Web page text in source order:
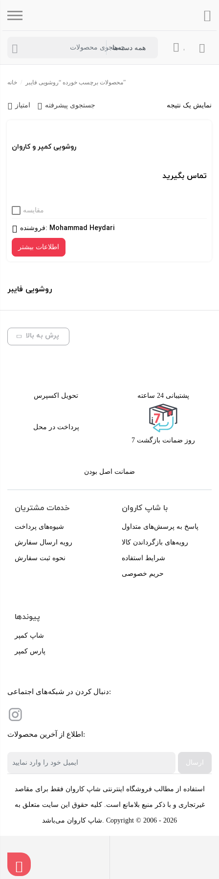
کاربری
خانه / محصولات برچسب خورده “روشویی فایبر”
نمایش یک نتیجه امتیاز جستجوی پیشرفته
روشویی کمپر و کاروان
تماس بگیرید
مقایسه
فروشنده: Mohammad Heydari
اطلاعات بیشتر
روشویی فایبر
پرش به بالا
تحویل اکسپرس پشتیبانی 24 ساعته
پرداخت در محل
7 روز ضمانت بازگشت
ضمانت اصل بودن
خدمات مشتریان
شیوه‌های پرداخت
رویه ارسال سفارش
نحوه ثبت سفارش
با شاپ کاروان
پاسخ به پرسش‌های متداول
رویه‌های بازگرداندن کالا
شرایط استفاده
حریم خصوصی
پیوندها
شاپ کمپر
پارس کمپر
دنبال کردن در شبکه‌های اجتماعی:
اطلاع از آخرین محصولات:
ارسال
استفاده از مطالب فروشگاه اینترنتی شاپ کاروان فقط برای مقاصد
غیرتجاری و با ذکر منبع بلامانع است. کلیه حقوق این سایت متعلق به
شاپ کاروان می‌باشد. Copyright © 2006 - 2026